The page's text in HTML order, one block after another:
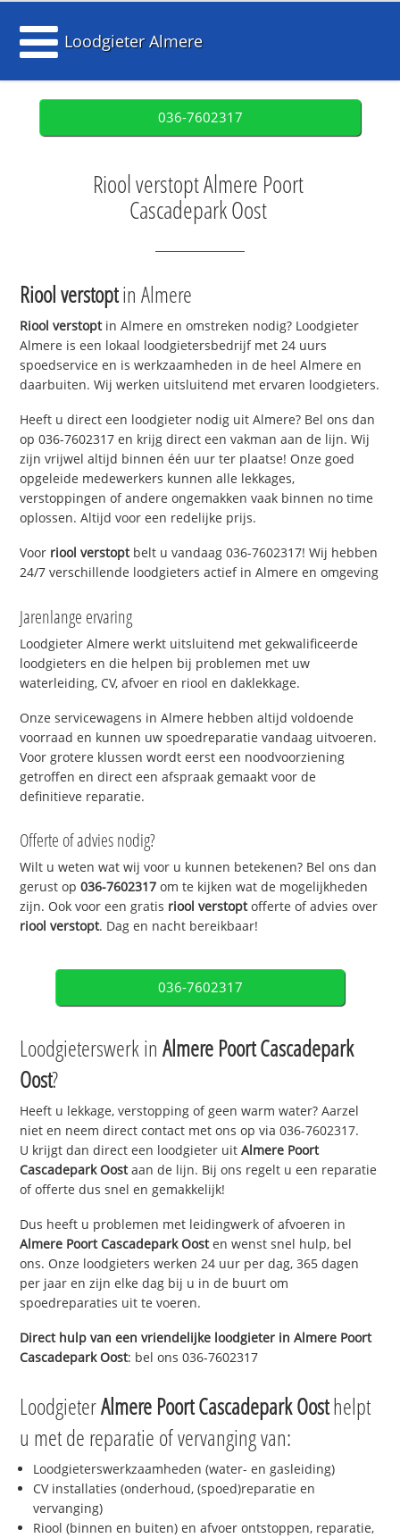
Loodgieter Almere
036-7602317
Riool verstopt Almere Poort
Cascadepark Oost
Riool verstoptin Almere
Riool verstoptin Almere en omstreken nodig? Loodgieter
Almere is een lokaal loodgietersbedrijf met 24 uurs
spoedservice en is werkzaamheden in de heel Almere en
daarbuiten. Wij werken uitsluitend met ervaren loodgieters.
Heeft u direct een loodgieter nodig uit Almere? Bel ons dan
op 036-7602317 en krijg direct een vakman aan de lijn. Wij
zijn vrijwel altijd binnen één uur ter plaatse! Onze goed
opgeleide medewerkers kunnen alle lekkages,
verstoppingen of andere ongemakken vaak binnen no time
oplossen. Altijd voor een redelijke prijs.
Voor riool verstoptbelt u vandaag 036-7602317! Wij hebben
24/7 verschillende loodgieters actief in Almere en omgeving
Jarenlange ervaring
Loodgieter Almere werkt uitsluitend met gekwalificeerde
loodgieters en die helpen bij problemen met uw
waterleiding, CV, afvoer en riool en daklekkage.
Onze servicewagens in Almere hebben altijd voldoende
voorraad en kunnen uw spoedreparatie vandaag uitvoeren.
Voor grotere klussen wordt eerst een noodvoorziening
getroffen en direct een afspraak gemaakt voor de
definitieve reparatie.
Offerte of advies nodig?
Wilt u weten wat wij voor u kunnen betekenen? Bel ons dan
gerust op036-7602317 om te kijken wat de mogelijkheden
zijn. Ook voor een gratis riool verstoptofferte of advies over
riool verstopt. Dag en nacht bereikbaar!
036-7602317
Loodgieterswerk inAlmere Poort Cascadepark
Oost?
Heeft u lekkage, verstopping of geen warm water? Aarzel
niet en neem direct contact met ons op via 036-7602317.
U krijgt dan direct een loodgieter uitAlmere Poort
Cascadepark Oostaan de lijn. Bij ons regelt u een reparatie
of offerte dus snel en gemakkelijk!
Dus heeft u problemen met leidingwerk of afvoeren in
Almere Poort Cascadepark Oosten wenst snel hulp, bel
ons. Onze loodgieters werken 24 uur per dag, 365 dagen
per jaar en zijn elke dag bij u in de buurt om
spoedreparaties uit te voeren.
Direct hulp van een vriendelijke loodgieter inAlmere Poort
Cascadepark Oost: bel ons 036-7602317
LoodgieterAlmere Poort Cascadepark Oosthelpt
u met de reparatie of vervanging van:
Loodgieterswerkzaamheden (water- en gasleiding)
CV installaties (onderhoud, (spoed)reparatie en
vervanging)
Riool (binnen en buiten) en afvoer ontstoppen, reparatie,